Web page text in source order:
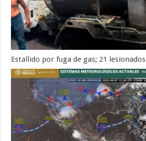
Estallido por fuga de gas; 21 lesionados